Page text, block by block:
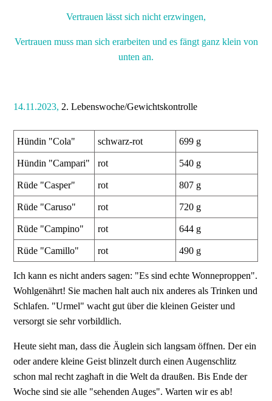
Vertrauen lässt sich nicht erzwingen,
Vertrauen muss man sich erarbeiten und es fängt ganz klein von
unten an.
14.11.2023, 2. Lebenswoche/Gewichtskontrolle
Hündin "Cola" schwarz-rot 699 g
Hündin "Campari" rot 540 g
Rüde "Casper" rot 807 g
Rüde "Caruso" rot 720 g
Rüde "Campino" rot 644 g
Rüde "Camillo" rot 490 g
Ich kann es nicht anders sagen: "Es sind echte Wonneproppen".
Wohlgenährt! Sie machen halt auch nix anderes als Trinken und
Schlafen. "Urmel" wacht gut über die kleinen Geister und
versorgt sie sehr vorbildlich.
Heute sieht man, dass die Äuglein sich langsam öffnen. Der ein
oder andere kleine Geist blinzelt durch einen Augenschlitz
schon mal recht zaghaft in die Welt da draußen. Bis Ende der
Woche sind sie alle "sehenden Auges". Warten wir es ab!